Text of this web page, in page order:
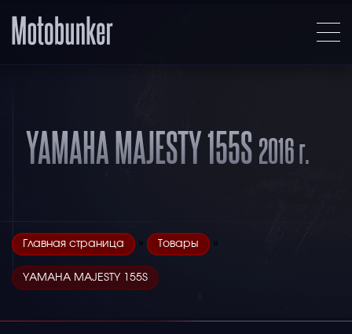
YAMAHA MAJESTY 155S2016 г.
Главная страница » Товары »
YAMAHA MAJESTY 155S